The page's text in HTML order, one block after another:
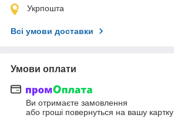
Укрпошта
Всі умови доставки
Умови оплати
Ви отримаєте замовлення
або гроші повернуться на вашу картку